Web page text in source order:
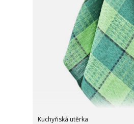
Kuchyňská utěrka